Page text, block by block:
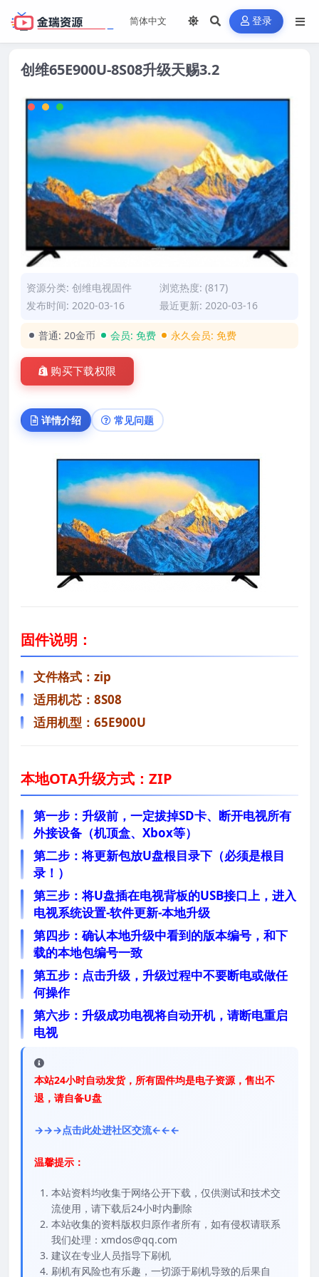
登录
创维65E900U-8S08升级天赐3.2
资源分类: 创维电视固件
浏览热度: (817)
发布时间: 2020-03-16
最近更新: 2020-03-16
普通: 20金币 会员: 免费 永久会员: 免费
购买下载权限
详情介绍 常见问题
固件说明：
文件格式：zip
适用机芯：8S08
适用机型：65E900U
本地OTA升级方式：ZIP
第一步：升级前，一定拔掉SD卡、断开电视所有
外接设备（机顶盒、Xbox等）
第二步：将更新包放U盘根目录下（必须是根目
录！）
第三步：将U盘插在电视背板的USB接口上，进入
电视系统设置-软件更新-本地升级
第四步：确认本地升级中看到的版本编号，和下
载的本地包编号一致
第五步：点击升级，升级过程中不要断电或做任
何操作
第六步：升级成功电视将自动开机，请断电重启
电视
本站24小时自动发货，所有固件均是电子资源，售出不
退，请自备U盘
→→→点击此处进社区交流←←←
温馨提示：
本站资料均收集于网络公开下载，仅供测试和技术交
流使用，请下载后24小时内删除
本站收集的资料版权归原作者所有，如有侵权请联系
我们处理：xmdos@qq.com
建议在专业人员指导下刷机
刷机有风险也有乐趣，一切源于刷机导致的后果自